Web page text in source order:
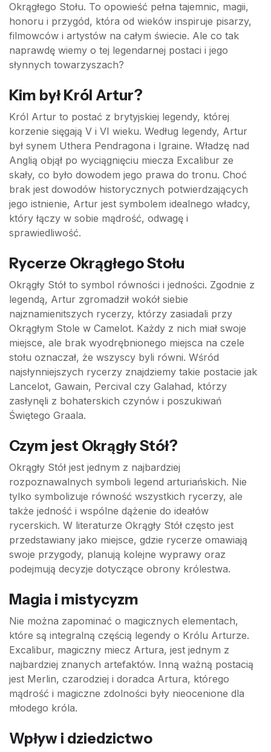
Okrągłego Stołu. To opowieść pełna tajemnic, magii,
honoru i przygód, która od wieków inspiruje pisarzy,
filmowców i artystów na całym świecie. Ale co tak
naprawdę wiemy o tej legendarnej postaci i jego
słynnych towarzyszach?
Kim był Król Artur?
Król Artur to postać z brytyjskiej legendy, której
korzenie sięgają V i VI wieku. Według legendy, Artur
był synem Uthera Pendragona i Igraine. Władzę nad
Anglią objął po wyciągnięciu miecza Excalibur ze
skały, co było dowodem jego prawa do tronu. Choć
brak jest dowodów historycznych potwierdzających
jego istnienie, Artur jest symbolem idealnego władcy,
który łączy w sobie mądrość, odwagę i
sprawiedliwość.
Rycerze Okrągłego Stołu
Okrągły Stół to symbol równości i jedności. Zgodnie z
legendą, Artur zgromadził wokół siebie
najznamienitszych rycerzy, którzy zasiadali przy
Okrągłym Stole w Camelot. Każdy z nich miał swoje
miejsce, ale brak wyodrębnionego miejsca na czele
stołu oznaczał, że wszyscy byli równi. Wśród
najsłynniejszych rycerzy znajdziemy takie postacie jak
Lancelot, Gawain, Percival czy Galahad, którzy
zasłynęli z bohaterskich czynów i poszukiwań
Świętego Graala.
Czym jest Okrągły Stół?
Okrągły Stół jest jednym z najbardziej
rozpoznawalnych symboli legend arturiańskich. Nie
tylko symbolizuje równość wszystkich rycerzy, ale
także jedność i wspólne dążenie do ideałów
rycerskich. W literaturze Okrągły Stół często jest
przedstawiany jako miejsce, gdzie rycerze omawiają
swoje przygody, planują kolejne wyprawy oraz
podejmują decyzje dotyczące obrony królestwa.
Magia i mistycyzm
Nie można zapominać o magicznych elementach,
które są integralną częścią legendy o Królu Arturze.
Excalibur, magiczny miecz Artura, jest jednym z
najbardziej znanych artefaktów. Inną ważną postacią
jest Merlin, czarodziej i doradca Artura, którego
mądrość i magiczne zdolności były nieocenione dla
młodego króla.
Wpływ i dziedzictwo